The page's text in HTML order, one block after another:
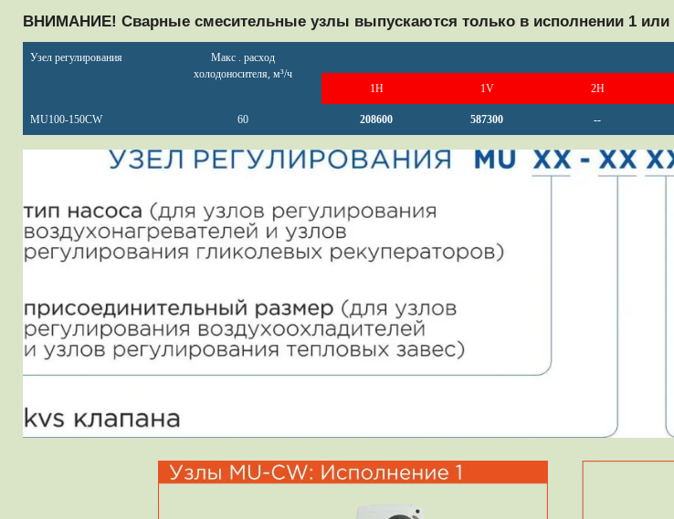
ВНИМАНИЕ! Сварные смесительные узлы выпускаются только в исполнении 1 или
Узел регулирования
Макс . расход
холодоносителя, м³/ч
1H 1V 2H
MU100-150CW 60 208600 587300 --